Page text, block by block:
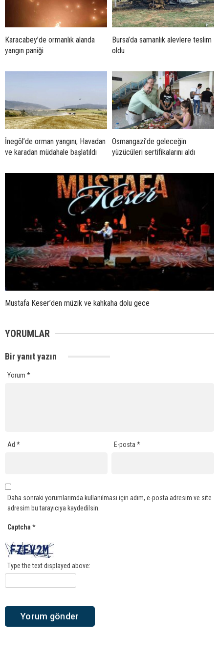
Karacabey’de ormanlık alanda
yangın paniği
Bursa’da samanlık alevlere teslim
oldu
İnegöl’de orman yangını; Havadan
ve karadan müdahale başlatıldı
Osmangazi’de geleceğin
yüzücüleri sertifikalarını aldı
Mustafa Keser’den müzik ve kahkaha dolu gece
YORUMLAR
Bir yanıt yazın
Yorum *
Ad * E-posta*
Daha sonraki yorumlarımda kullanılması için adım, e-posta adresim ve site
adresim bu tarayıcıya kaydedilsin.
Captcha *
Type the text displayed above: